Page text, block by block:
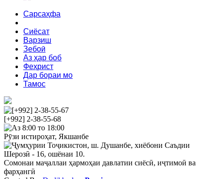
Сарсаҳфа
Сиёсат
Варзиш
Зебоӣ
Аз ҳар боб
Феҳрист
Дар бораи мо
Тамос
[+992] 2-38-55-67
[+992] 2-38-55-68
Аз 8:00 то 18:00
Рӯзи истироҳат, Якшанбе
Ҷумҳурии Тоҷикистон, ш. Душанбе, хиёбони Саъдии
Шерозӣ - 16, ошёнаи 10.
Сомонаи маҷаллаи ҳармоҳаи давлатии сиёсӣ, иҷтимоӣ ва
фарҳангӣ